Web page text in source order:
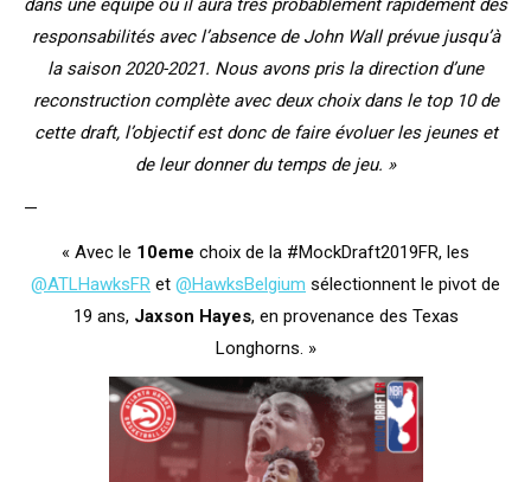
dans une équipe où il aura très probablement rapidement des
responsabilités avec l’absence de John Wall prévue jusqu’à
la saison 2020-2021. Nous avons pris la direction d’une
reconstruction complète avec deux choix dans le top 10 de
cette draft, l’objectif est donc de faire évoluer les jeunes et
de leur donner du temps de jeu. »
—
« Avec le 10eme choix de la #MockDraft2019FR, les
@ATLHawksFR et @HawksBelgium sélectionnent le pivot de
19 ans, Jaxson Hayes, en provenance des Texas
Longhorns. »